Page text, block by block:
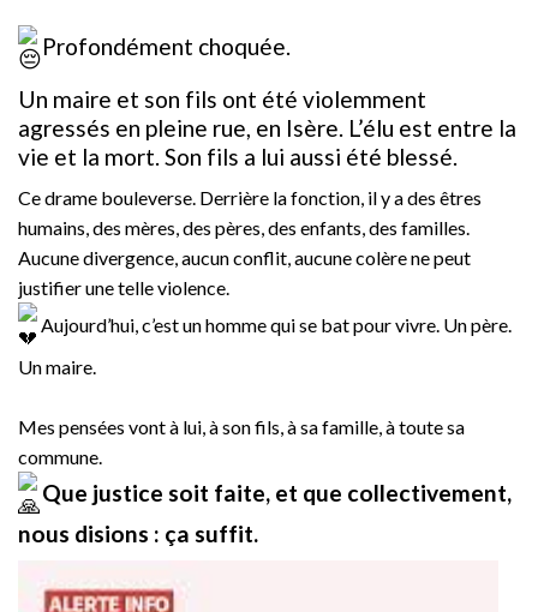
Profondément choquée.
Un maire et son fils ont été violemment
agressés en pleine rue, en Isère. L’élu est entre la
vie et la mort. Son fils a lui aussi été blessé.
Ce drame bouleverse. Derrière la fonction, il y a des êtres
humains, des mères, des pères, des enfants, des familles.
Aucune divergence, aucun conflit, aucune colère ne peut
justifier une telle violence.
Aujourd’hui, c’est un homme qui se bat pour vivre. Un père.
Un maire.
Mes pensées vont à lui, à son fils, à sa famille, à toute sa
commune.
Que justice soit faite, et que collectivement,
nous disions : ça suffit.